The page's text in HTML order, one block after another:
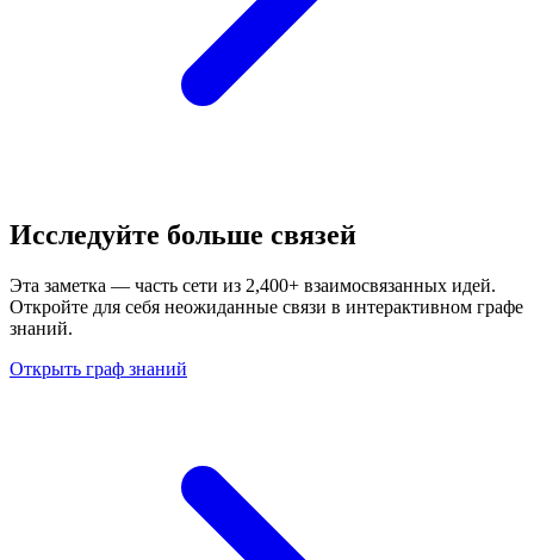
Исследуйте больше связей
Эта заметка — часть сети из 2,400+ взаимосвязанных идей.
Откройте для себя неожиданные связи в интерактивном графе
знаний.
Открыть граф знаний